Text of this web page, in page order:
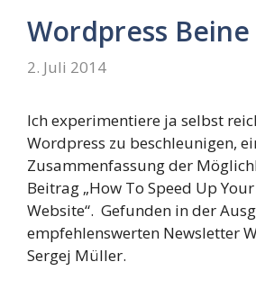
Wordpress
2. Juli 2014
Ich experimentiere ja selbst
Wordpress zu beschleunigen,
Zusammenfassung der
Beitrag „How To Speed Up
Website“. Gefunden in der
empfehlenswerten Newsletter
Sergej Müller.